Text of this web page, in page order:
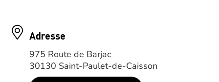
Adresse
975 Route de Barjac
30130 Saint-Paulet-de-Caisson